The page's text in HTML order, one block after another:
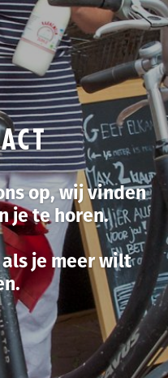
op, wij vinden
je te horen.
je meer wilt